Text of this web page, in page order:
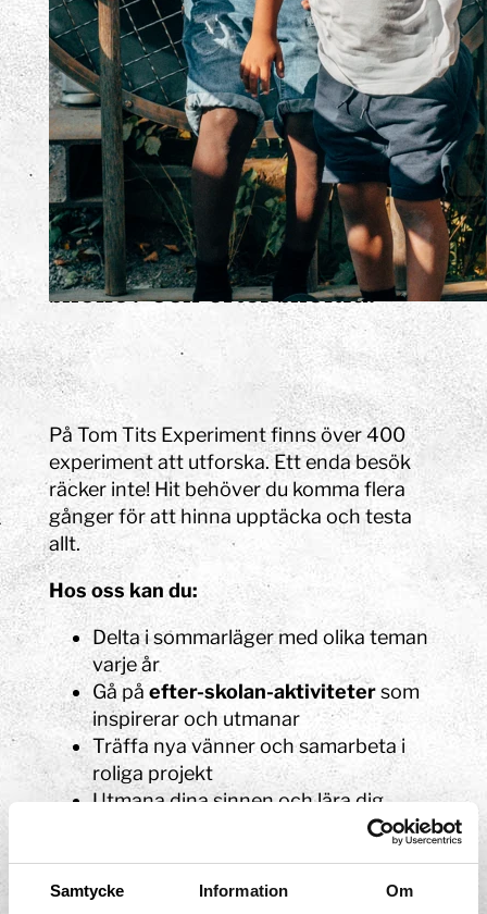
Samtycke Information Om
barn och unga? Här väntar en
värld av upptäckter,
kreativitet och gemenskap!
Här får barn och ungdomar i
åldern 9–16 år chansen att
utforska vetenskap, teknik
och konst genom praktiska
experiment och interaktiva
upplevelser – både under
skollov och efter skoltid.
På Tom Tits Experiment finns över 400
experiment att utforska. Ett enda besök
räcker inte! Hit behöver du komma flera
gånger för att hinna upptäcka och testa
allt.
Hos oss kan du:
Delta i sommarläger med olika teman
varje år
Gå påefter-skolan-aktivitetersom
inspirerar och utmanar
Träffa nya vänner och samarbeta i
roliga projekt
Utmana dina sinnen och lära dig
genom att testa, prova och uppleva
både roliga och utvecklande – perfekt för